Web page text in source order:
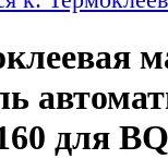
для